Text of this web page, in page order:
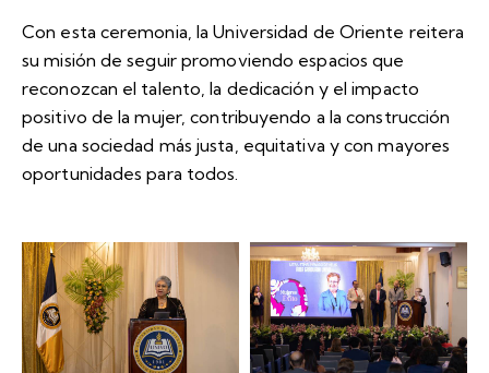
Con esta ceremonia, la Universidad de Oriente reitera
su misión de seguir promoviendo espacios que
reconozcan el talento, la dedicación y el impacto
positivo de la mujer, contribuyendo a la construcción
de una sociedad más justa, equitativa y con mayores
oportunidades para todos.